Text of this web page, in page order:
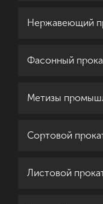
Нержавеющий
Фасонный
Метизы
Сортовой
Листовой